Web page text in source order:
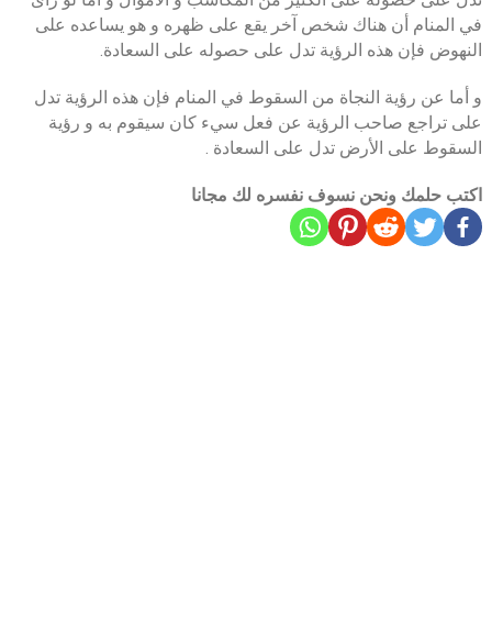
في المنام أن هناك شخص آخر يقع على ظهره و هو يساعده على
النهوض فإن هذه الرؤية تدل على حصوله على السعادة.
و أما عن رؤية النجاة من السقوط في المنام فإن هذه الرؤية تدل
على تراجع صاحب الرؤية عن فعل سيء كان سيقوم به و رؤية
السقوط على الأرض تدل على السعادة .
اكتب حلمك ونحن نسوف نفسره لك مجانا